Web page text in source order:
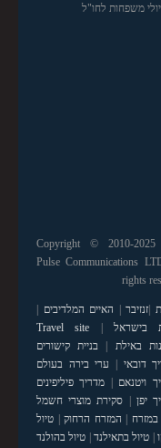
משפחות לחו"ל
Copyright © 2010-2025
Pulse Communications
rights
|זנזיבר | האיים המלדיבים |
בישראל |
Travel site
באילת | בניית קישורים
דובאי | ערי בירה בעולם
ויטנאם | מדריך פיליפינים
יפן | סקירת מוצרי חשמל
במזרח | המזרח הרחוק| טיול
| טיול בתאילנד| טיול בהולנד